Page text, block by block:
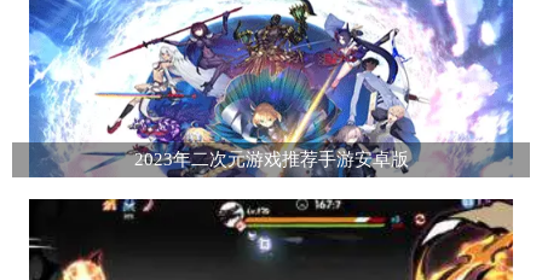
2023年二次元游戏推荐手游安卓版